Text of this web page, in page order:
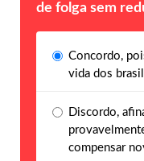
de folga sem
Concordo,
vida dos
Discordo,
compensar